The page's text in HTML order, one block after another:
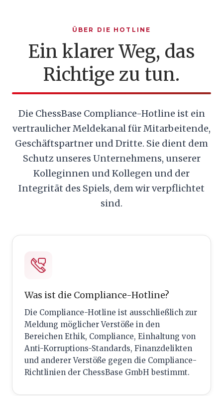
ÜBER DIE HOTLINE
Ein klarer Weg, das
Richtige zu tun.
Die ChessBase Compliance-Hotline ist ein
vertraulicher Meldekanal für Mitarbeitende,
Geschäftspartner und Dritte. Sie dient dem
Schutz unseres Unternehmens, unserer
Kolleginnen und Kollegen und der
Integrität des Spiels, dem wir verpflichtet
sind.
Was ist die Compliance-Hotline?
Die Compliance-Hotline ist ausschließlich zur
Meldung möglicher Verstöße in den
Bereichen Ethik, Compliance, Einhaltung von
Anti-Korruptions-Standards, Finanzdelikten
und anderer Verstöße gegen die Compliance-
Richtlinien der ChessBase GmbH bestimmt.